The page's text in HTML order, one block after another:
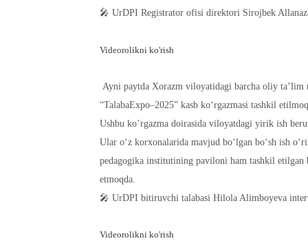
🎤 UrDPI Registrator ofisi direktori Sirojbek
Videorolikni ko'rish
Ayni paytda Xorazm viloyatidagi barcha oliy
“TalabaExpo–2025” kasb ko‘rgazmasi tashkil
Ushbu ko’rgazma doirasida viloyatdagi yirik ish
Ular o‘z korxonalarida mavjud bo‘lgan bo‘sh ish
pedagogika institutining paviloni ham tashkil
etmoqda.
🎤 UrDPI bitiruvchi talabasi Hilola Alimboyeva
Videorolikni ko'rish